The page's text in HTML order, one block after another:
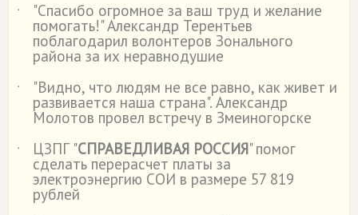
˙ "Спасибо огромное за ваш труд и желание
помогать!" Александр Терентьев
поблагодарил волонтеров Зонального
района за их неравнодушие
˙
"Видно, что людям не все равно, как живет и
развивается наша страна". Александр
Молотов провел встречу в Змеиногорске
˙
ЦЗПГ "СПРАВЕДЛИВАЯ РОССИЯ" помог
сделать перерасчет платы за
электроэнергию СОИ в размере 57 819
рублей